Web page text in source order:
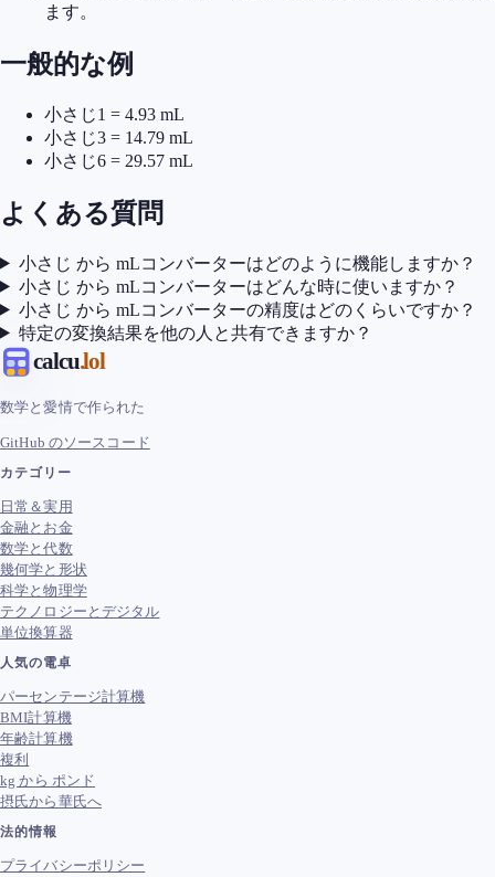
ます。
一般的な例
小さじ1 = 4.93 mL
小さじ3 = 14.79 mL
小さじ6 = 29.57 mL
よくある質問
小さじ から mLコンバーターはどのように機能しますか？
小さじ から mLコンバーターはどんな時に使いますか？
小さじ から mLコンバーターの精度はどのくらいですか？
特定の変換結果を他の人と共有できますか？
calcu.lol
数学と愛情で作られた
GitHub のソースコード
カテゴリー
日常＆実用
金融とお金
数学と代数
幾何学と形状
科学と物理学
テクノロジーとデジタル
単位換算器
人気の電卓
パーセンテージ計算機
BMI計算機
年齢計算機
複利
kg から ポンド
摂氏から華氏へ
法的情報
プライバシーポリシー